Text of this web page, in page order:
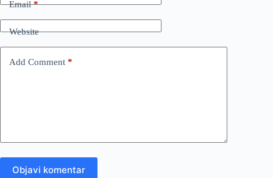
Email*
Website
Add Comment *
Objavi komentar